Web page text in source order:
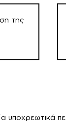
της
υποχρεωτικά